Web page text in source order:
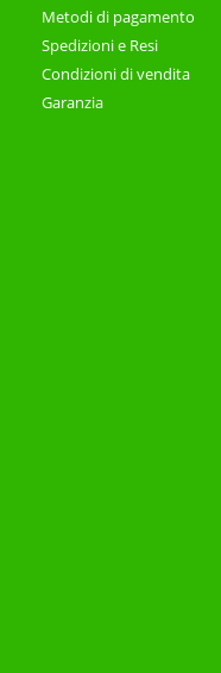
Metodi di pagamento
Spedizioni e Resi
Condizioni di vendita
Garanzia